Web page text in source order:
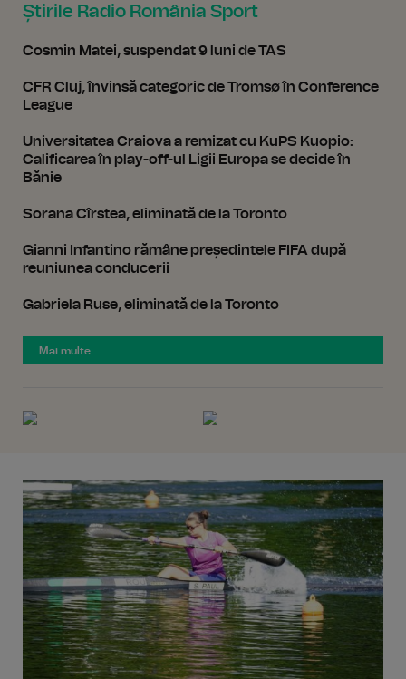
Știrile Radio România Sport
Cosmin Matei, suspendat 9 luni de TAS
CFR Cluj, învinsă categoric de Tromsø în Conference
League
Universitatea Craiova a remizat cu KuPS Kuopio:
Calificarea în play-off-ul Ligii Europa se decide în
Bănie
Sorana Cîrstea, eliminată de la Toronto
Gianni Infantino rămâne președintele FIFA după
reuniunea conducerii
Gabriela Ruse, eliminată de la Toronto
Mai multe...